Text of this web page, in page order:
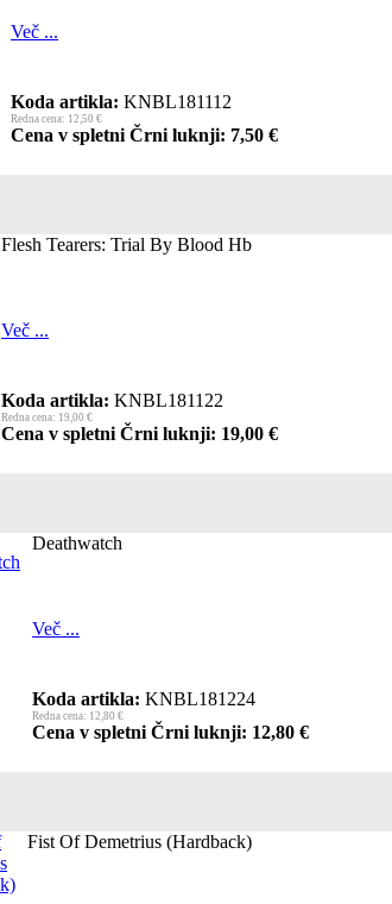
Več ...
Koda artikla: KNBL181112
Redna cena: 12,50 €
Cena v spletni Črni luknji: 7,50 €
Flesh Tearers: Trial By Blood Hb
Več ...
Koda artikla: KNBL181122
Redna cena: 19,00 €
Cena v spletni Črni luknji: 19,00 €
Deathwatch
Več ...
Koda artikla: KNBL181224
Redna cena: 12,80 €
Cena v spletni Črni luknji: 12,80 €
Fist Of Demetrius (Hardback)